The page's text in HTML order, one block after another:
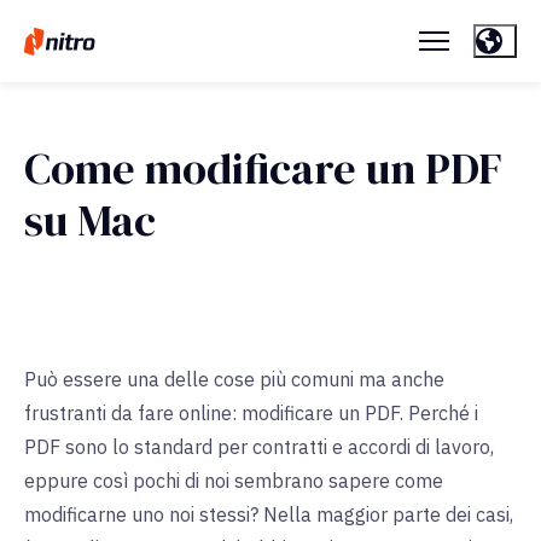
Come modificare un PDF
su Mac
Può essere una delle cose più comuni ma anche
frustranti da fare online: modificare un PDF. Perché i
PDF sono lo standard per contratti e accordi di lavoro,
eppure così pochi di noi sembrano sapere come
modificarne uno noi stessi? Nella maggior parte dei casi,